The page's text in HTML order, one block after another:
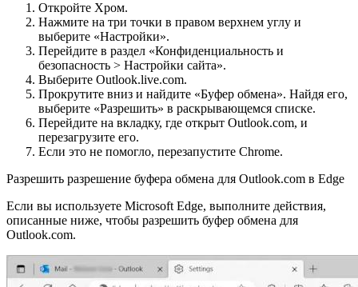
Откройте Хром.
Нажмите на три точки в правом верхнем углу и
выберите «Настройки».
Перейдите в раздел «Конфиденциальность и
безопасность > Настройки сайта».
Выберите Outlook.live.com.
Прокрутите вниз и найдите «Буфер обмена». Найдя его,
выберите «Разрешить» в раскрывающемся списке.
Перейдите на вкладку, где открыт Outlook.com, и
перезагрузите его.
Если это не помогло, перезапустите Chrome.
Разрешить разрешение буфера обмена для Outlook.com в Edge
Если вы используете Microsoft Edge, выполните действия,
описанные ниже, чтобы разрешить буфер обмена для
Outlook.com.